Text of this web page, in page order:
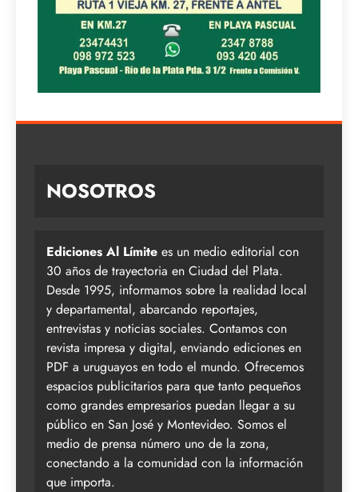
NOSOTROS
Ediciones Al Límite es un medio editorial con
30 años de trayectoria en Ciudad del Plata.
Desde 1995, informamos sobre la realidad local
y departamental, abarcando reportajes,
entrevistas y noticias sociales. Contamos con
revista impresa y digital, enviando ediciones en
PDF a uruguayos en todo el mundo. Ofrecemos
espacios publicitarios para que tanto pequeños
como grandes empresarios puedan llegar a su
público en San José y Montevideo. Somos el
medio de prensa número uno de la zona,
conectando a la comunidad con la información
que importa.